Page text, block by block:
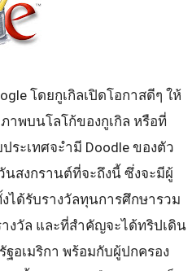
โดยกูเกิลเปิดโอกาสดีๆ ให้
าพบนโลโก้ของกูเกิล หรือที่
ระเทศจะำมี Doodle ของตัว
นสงกรานต์ที่จะถึงนี้ ซึ่งจะมีผู้
ได้รับรางวัลทุนการศึกษารวม
งวัล และที่สำคัญจะได้ทริปเดิน
อเมริกา พร้อมกับผู้ปกครอง